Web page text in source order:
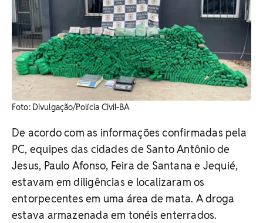
Foto: Divulgação/Polícia Civil-BA
De acordo com as informações confirmadas pela
PC, equipes das cidades de Santo Antônio de
Jesus, Paulo Afonso, Feira de Santana e Jequié,
estavam em diligências e localizaram os
entorpecentes em uma área de mata. A droga
estava armazenada em tonéis enterrados.